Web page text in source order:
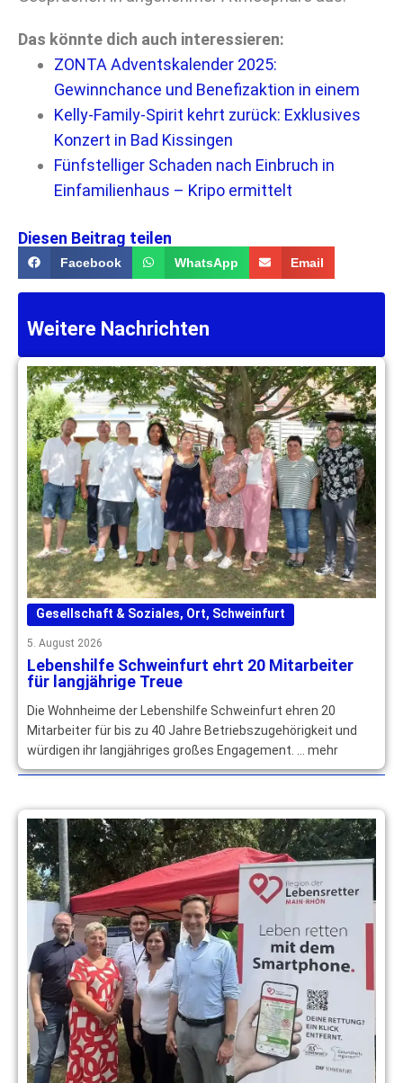
Das könnte dich auch interessieren:
ZONTA Adventskalender 2025:
Gewinnchance und Benefizaktion in einem
Kelly-Family-Spirit kehrt zurück: Exklusives
Konzert in Bad Kissingen
Fünfstelliger Schaden nach Einbruch in
Einfamilienhaus – Kripo ermittelt
Diesen Beitrag teilen
Facebook WhatsApp Email
Weitere Nachrichten
Gesellschaft & Soziales, Ort, Schweinfurt
5. August 2026
Lebenshilfe Schweinfurt ehrt 20 Mitarbeiter
für langjährige Treue
Die Wohnheime der Lebenshilfe Schweinfurt ehren 20
Mitarbeiter für bis zu 40 Jahre Betriebszugehörigkeit und
würdigen ihr langjähriges großes Engagement. … mehr